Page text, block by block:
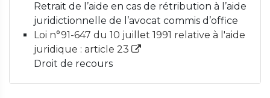
Retrait de l’aide en cas de rétribution à l’aide
juridictionnelle de l’avocat commis d’office
Loi n°91-647 du 10 juillet 1991 relative à l'aide
juridique : article 23
Droit de recours